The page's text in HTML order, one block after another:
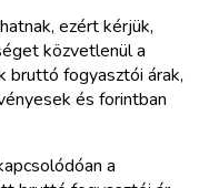
ezért kérjük,
közvetlenül a
fogyasztói árak,
és forintban
a